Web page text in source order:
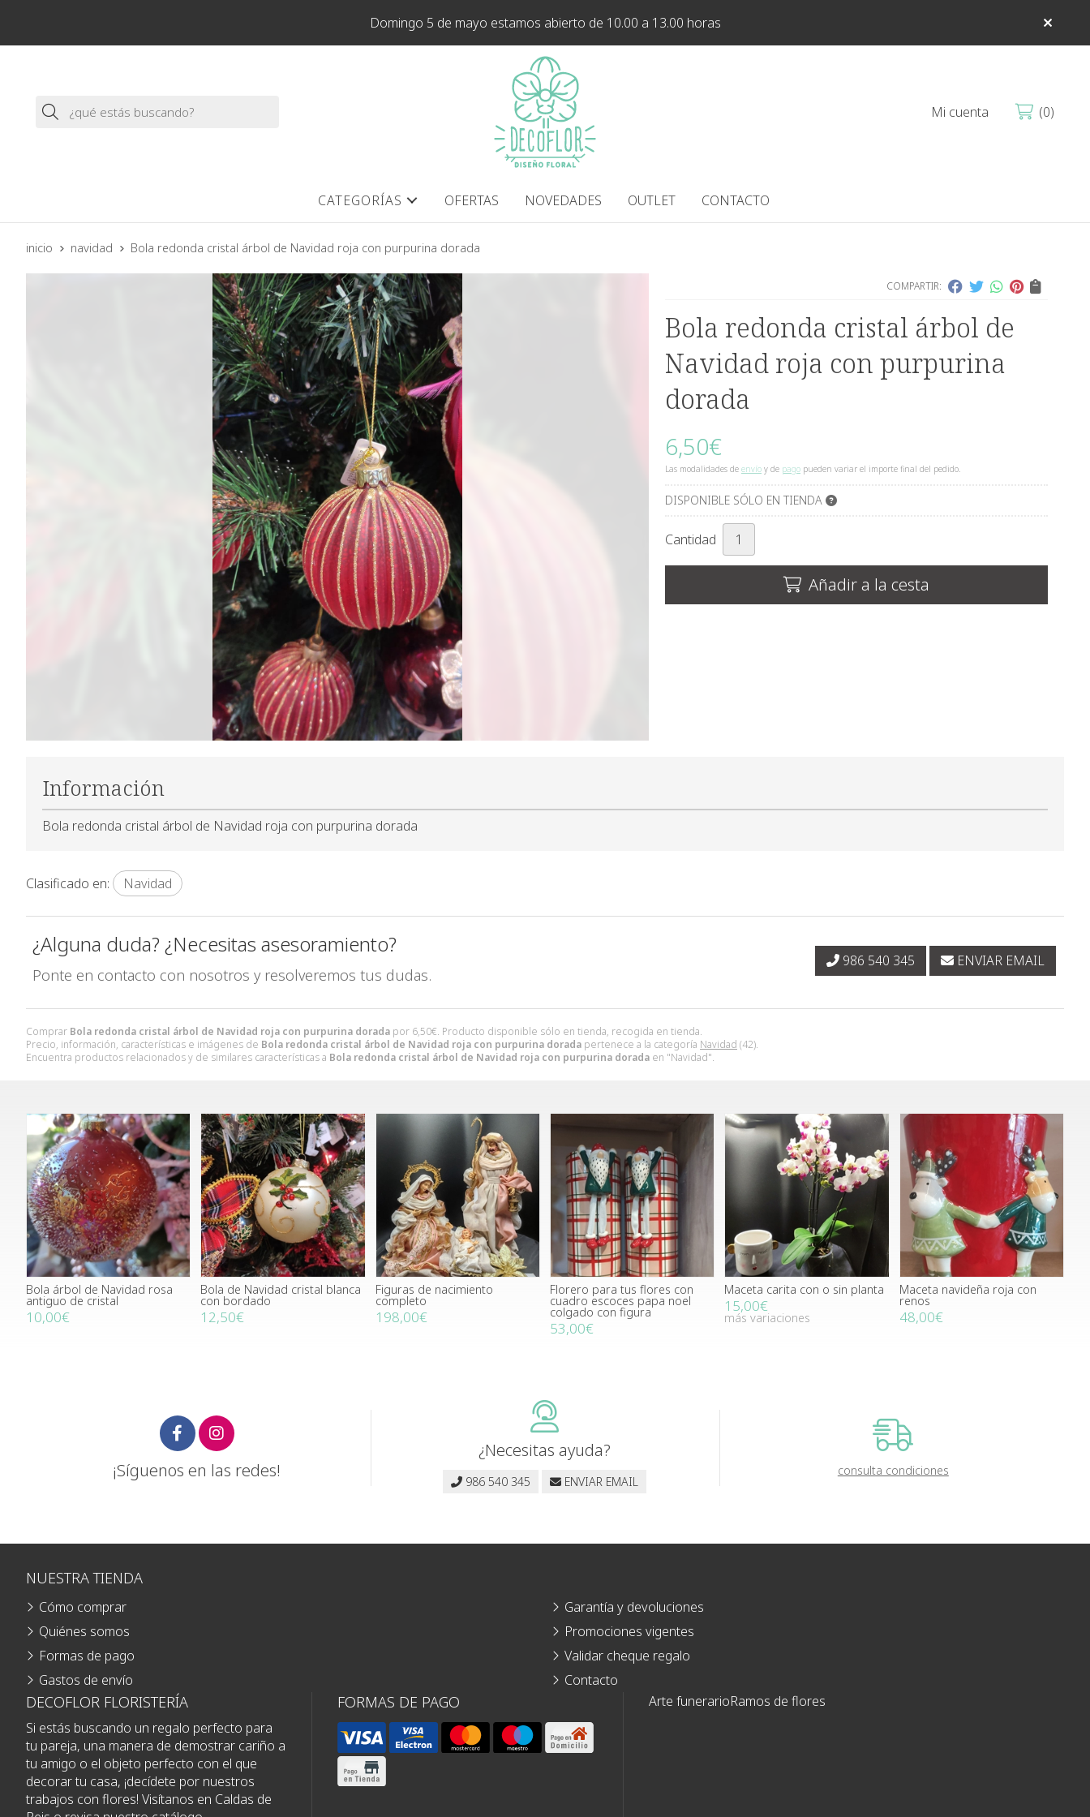
Domingo 5 de mayo estamos abierto de 10.00 a 13.00 horas
Buscar Mi cuenta 0
CATEGORÍAS OFERTAS NOVEDADES OUTLET CONTACTO
inicio navidad Bola redonda cristal árbol de Navidad roja con purpurina dorada
COMPARTIR:
Bola redonda cristal árbol de
Navidad roja con purpurina
dorada
6,50€
Las modalidades de envío y de pago pueden variar el importe final del pedido.
DISPONIBLE SÓLO EN TIENDA
Cantidad
Añadir a la cesta
Comprar Bola redonda cristal árbol de Navidad roja con purpurina dorada por 6,50€. Producto disponible sólo en tienda, recogida en tienda.
Precio, información, características e imágenes de Bola redonda cristal árbol de Navidad roja con purpurina dorada pertenece a la categoría Navidad (42).
Encuentra productos relacionados y de similares características a Bola redonda cristal árbol de Navidad roja con purpurina dorada en "Navidad".
Información
Bola redonda cristal árbol de Navidad roja con purpurina dorada
Clasificado en: Navidad
¿Alguna duda? ¿Necesitas asesoramiento?
Ponte en contacto con nosotros y resolveremos tus dudas.
986 540 345 ENVIAR EMAIL
Bola árbol de Navidad rosa
antiguo de cristal
10,00€
Bola de Navidad cristal blanca
con bordado
12,50€
Figuras de nacimiento
completo
198,00€
Florero para tus flores con
cuadro escoces papa noel
colgado con figura
53,00€
Maceta carita con o sin planta
15,00€
más variaciones
Maceta navideña roja con
renos
48,00€
¡Síguenos en las redes!
¿Necesitas ayuda?
986 540 345 ENVIAR EMAIL
consulta condiciones
DECOFLOR FLORISTERÍA
Si estás buscando un regalo perfecto para
tu pareja, una manera de demostrar cariño a
tu amigo o el objeto perfecto con el que
decorar tu casa, ¡decídete por nuestros
trabajos con flores! Visítanos en Caldas de
FORMAS DE PAGO
NUESTRA TIENDA
Cómo comprar
Quiénes somos
Formas de pago
Gastos de envío
Garantía y devoluciones
Promociones vigentes
Validar cheque regalo
Contacto
Arte funerarioRamos de flores